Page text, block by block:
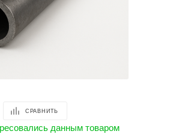
СРАВНИТЬ
данным товаром